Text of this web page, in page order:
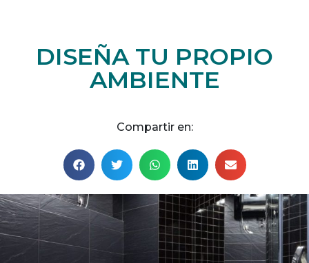
DISEÑA TU PROPIO
AMBIENTE
Compartir en: